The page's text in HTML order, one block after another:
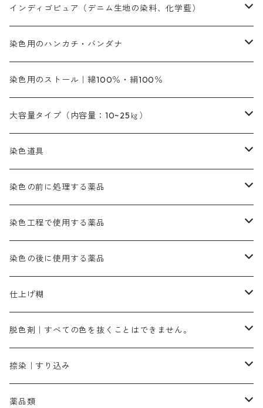
青色系
紫色系
緑色系
茶色系
染料一覧ー100g入り
染料一覧ー500g入り
橙色系
緑色系
茶色系
灰色系
黒色系
1kg
茶色｜20g入りのみ公開
灰色｜20g入りのみ公開
黒色
捺染糊
黄色系
エロ―M3G｜定番の色合い
エロー ＭＧＲ｜明るい緑みの黄色
オレンジ系
オレンヂMG｜黄みの橙色
オレンヂMGD（定番の色合い）
赤色系
レットMFB｜赤色（定番の色合い）
レットMG｜黄みの朱色
ピンクMB｜ピンク色
ローズMB｜鮮やかなピンク色）
青色系
ネビーブルーMB（定番の色合い）
ブルーMB（定番の色合い）
スカイブルーMG｜緑みの空色
ターキスブルーHNG｜緑みの空色
紫色系
バイオレットMFB
緑色系
ダークグリンMG（定番の色合い）
グリーンMB｜緑色
茶色系
ダークブロンMFB｜こげ茶色
ブロンHNR｜こげ茶色
黒色系
ブラックMK（赤みの黒色）
ブラックMG（青みの黒色）
白色系（定番の色合い）
ネオホワイトR
代用朱黄色口
ファストエロ―10GN（鮮やかな黄色）
ファストエロ―5GN（黄色）
青色系
NSBAブルー
群青
白色｜胡粉
黒色｜在庫処分特価
緑色｜在庫処分特価
茶色｜在庫処分特価
人気のおすすめ植物染料
インド茜・西洋茜の個別販売
カッチ｜茶系
霧島産・晩秋茶｜黄金色（赤みの黄色）｜準備中
濃染処理剤｜ソルバックスPS－900
媒染剤
アルミ媒染剤
鉄媒染剤
ソーダ灰｜アルカリ性のPH調整剤
藍染
ぶどう糖
ハイドロサルファイトコンク
染色用途のハンカチ・バンダナ
45cm×45cm（ハンカチ）｜端の始末も綿糸｜タグなし
54cm×54cm（バンダナ）｜端の始末も綿糸｜タグなし
人気のおすすめ竹・藤を染める染料
塩基性染料（混色可能）
ビスマークブロンB｜赤茶色
塩基性エロ―｜液体タイプ
ローダミンB｜赤紫色｜マゼンダ色
オリジナル染料｜スス竹色｜ミキセットファストブロンGR
インディゴピュア（デニム生地の染料、化学藍）
初心者向けお試しセット販売
インディゴピュア
アルカリ剤
ハイドロサルファイトコンク
酸性剤
染色用のハンカチ・バンダナ
45cm×45cm（ハンカチ）｜端の始末も綿糸｜タグなし
54cm×54cm（バンダナ）｜端の始末も綿糸｜タグなし
染色用のストール｜綿100％・絹100％
大容量タイプ（内容量：10~25㎏）
芒硝｜綿の染色時の吸収促進剤
ソーダ灰｜アルカリ性のPH調整剤
硫酸第一鉄｜鉄媒染剤
染色道具
刷毛
摺込み刷毛（スリコミハケ）ー夏毛（硬いタイプ）
摺込み刷毛（スリコミハケ）ー冬毛（柔らかいタイプ）
ローケツ筆
ローケツ用筆｜1本～販売
ローケツ用筆ー10%off｜20本セットお取り寄せ品
洋型紙（9番手｜中薄口、10番手｜中厚口）
有償サンプル品｜約20cm×27cm
洋型紙9番手｜中薄口｜約54cm×110cm
張木｜入荷待ち
伸子
型洗いブラシ
染色の前に処理する薬品
精練剤｜汚れ落とし剤｜針状マルセル石鹸
糊落とし剤｜ソルベンCA
濃染処理剤｜ソルバックスPS－900
染色工程で使用する薬品
染料の吸収促進剤
酢酸｜絹・羊毛・ナイロンに使用する
芒硝｜綿・麻の染色に使用する。
染料のムラ染め抑制剤（均染剤）
アゾリン200％｜綿・麻・絹・羊毛・ナイロンの染色
レオニールEHC｜反応染料用
染料の浸透剤
ソルバライトS-70｜各種繊維の浸し染めに使用可能
染料の定着向上剤
ライトフィックスAコンク｜綿・麻もしくは直接染料で染めた素材
アルカリ剤｜反応染料用
染色の後に使用する薬品
ソーピング剤｜未定着の染料を除去すること
ネオポールB－300｜反応染料のソーピング剤
仕上げ剤｜柔軟・平滑剤
白場汚染防止剤
仕上げ糊
カルボキシメチルセルロース（CMC）
海藻系
たんぱく質系
脱色剤｜すべての色を抜くことはできません。
脱色剤
全体脱色｜ハイドロサルファイトコンク
脱色助剤｜浸透・複色抑制剤
捺染｜すり込み
染料溶解剤｜染料の均一な浸透・吸着を補助する
薬品類